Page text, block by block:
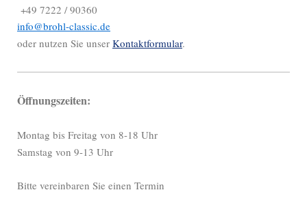
+49 7222 / 90360
info@brohl-classic.de
oder nutzen Sie unser Kontaktformular.
Öffnungszeiten:
Montag bis Freitag von 8-18 Uhr
Samstag von 9-13 Uhr
Bitte vereinbaren Sie einen Termin